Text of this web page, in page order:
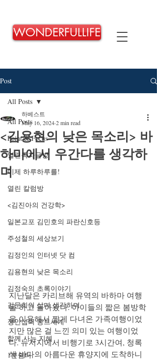
WONDERFULLIFE
Post
All Posts
Point & Focus
열린독자글방
이제 하루하루를!
열린 칼럼방
<김진아의 건강학>
일본교포 김민호의 파란신호등
주성철의 세상보기
김정인의 인터넷 닷 컴
김용현의 낮은 목소리
김정숙의 초록이야기
김문희의 살며 생각하며
정안섭의 콩트세계
함께 사는 지혜
1분쉼터
All Posts
<김용현의 낮은 목소리> 바
하마에서 우간다를 생각하
며
하베스트
May 16, 20242 min read
지난달은 카리브해 유역의 바하마 여행
을 하고 돌아왔다. 아이들의 짧은 봄방학
을 이용해서 짧게 다녀온 가족여행이었
지만 많은 걸 느낀 의미 있는 여행이었
다. 뉴저지에서 비행기로 3시간여, 청록
색 바다의 아름다운 휴양지에 도착하니